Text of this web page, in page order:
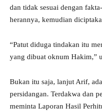
dan tidak sesuai dengan
herannya, kemudian
“Patut diduga tindakan itu
yang dibuat oknum Hakim,”
Bukan itu saja, lanjut Arif,
persidangan. Terdakwa dan
meminta Laporan Hasil